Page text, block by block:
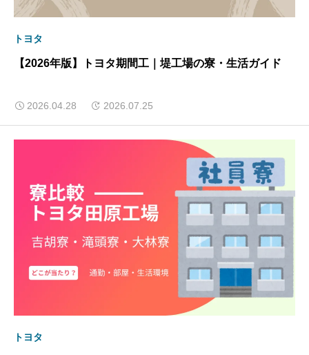
トヨタ
【2026年版】トヨタ期間工｜堤工場の寮・生活ガイド
2026.04.28 2026.07.25
トヨタ